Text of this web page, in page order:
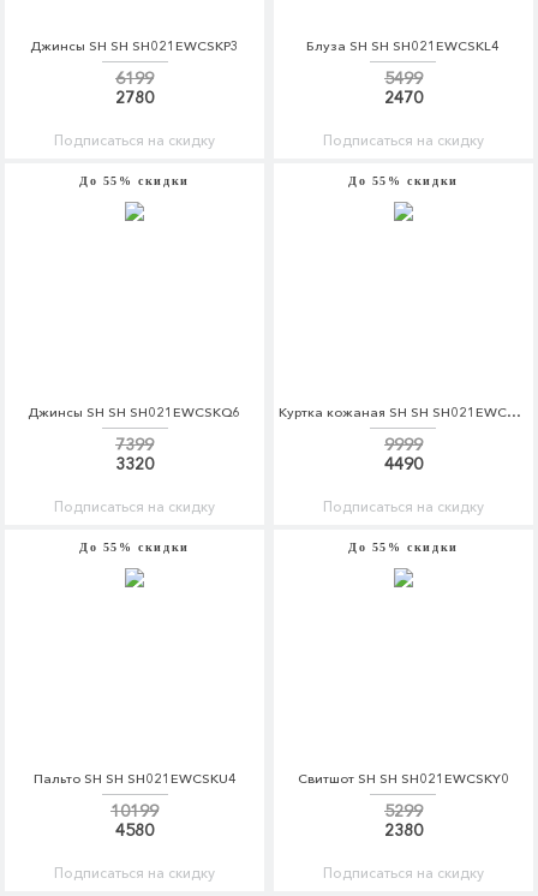
Джинсы SH SH SH021EWCSKP3
6199
2780
Подписаться на скидку
Блуза SH SH SH021EWCSKL4
5499
2470
Подписаться на скидку
До 55% скидки
Джинсы SH SH SH021EWCSKQ6
7399
3320
Подписаться на скидку
До 55% скидки
Куртка кожаная SH SH SH021EWCSKT5
9999
4490
Подписаться на скидку
До 55% скидки
Пальто SH SH SH021EWCSKU4
10199
4580
Подписаться на скидку
До 55% скидки
Свитшот SH SH SH021EWCSKY0
5299
2380
Подписаться на скидку